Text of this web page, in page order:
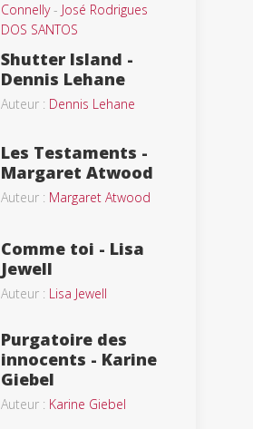
Connelly- José Rodrigues
DOS SANTOS
Shutter Island -
Dennis Lehane
Auteur : Dennis Lehane
Les Testaments -
Margaret Atwood
Auteur : Margaret Atwood
Comme toi - Lisa
Jewell
Auteur : Lisa Jewell
Purgatoire des
innocents - Karine
Giebel
Auteur : Karine Giebel